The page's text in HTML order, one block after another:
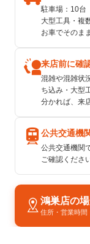
駐車場：10台
大型工具・複
お車でそのま
来店前に確
混雑や混雑状
ち込み・大型
分かれば、来
公共交通機
公共交通機関
ご確認くださ
鴻巣店の
住所・営業時間